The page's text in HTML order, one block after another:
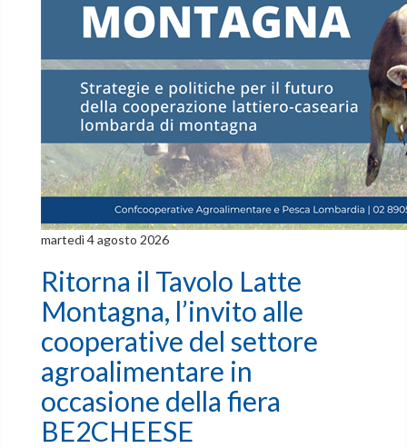
martedì 4 agosto 2026
Ritorna il Tavolo Latte
Montagna, l’invito alle
cooperative del settore
agroalimentare in
occasione della fiera
BE2CHEESE